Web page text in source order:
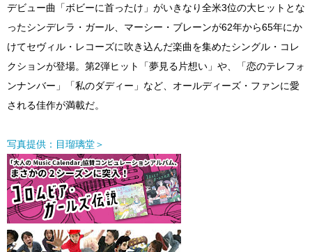
デビュー曲「ボビーに首ったけ」がいきなり全米3位の大ヒットとな
ったシンデレラ・ガール、マーシー・ブレーンが62年から65年にか
けてセヴィル・レコーズに吹き込んだ楽曲を集めたシングル・コレ
クションが登場。第2弾ヒット「夢見る片想い」や、「恋のテレフォ
ンナンバー」「私のダディー」など、オールディーズ・ファンに愛
される佳作が満載だ。
写真提供：目瑠璃堂＞